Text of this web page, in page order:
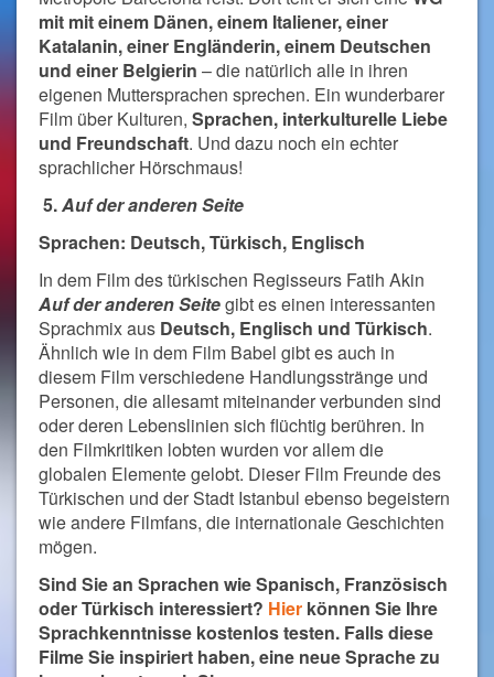
mit mit einem Dänen, einem Italiener, einer
Katalanin, einer Engländerin, einem Deutschen
und einer Belgierin – die natürlich alle in ihren
eigenen Muttersprachen sprechen. Ein wunderbarer
Film über Kulturen, Sprachen, interkulturelle Liebe
und Freundschaft. Und dazu noch ein echter
sprachlicher Hörschmaus!
5.Auf der anderen Seite
Sprachen: Deutsch, Türkisch, Englisch
In dem Film des türkischen Regisseurs Fatih Akin
Auf der anderen Seitegibt es einen interessanten
Sprachmix aus Deutsch, Englisch und Türkisch.
Ähnlich wie in dem Film Babel gibt es auch in
diesem Film verschiedene Handlungsstränge und
Personen, die allesamt miteinander verbunden sind
oder deren Lebenslinien sich flüchtig berühren. In
den Filmkritiken lobten wurden vor allem die
globalen Elemente gelobt. Dieser Film Freunde des
Türkischen und der Stadt Istanbul ebenso begeistern
wie andere Filmfans, die internationale Geschichten
mögen.
Sind Sie an Sprachen wie Spanisch, Französisch
oder Türkisch interessiert? Hier können Sie Ihre
Sprachkenntnisse kostenlos testen. Falls diese
Filme Sie inspiriert haben, eine neue Sprache zu